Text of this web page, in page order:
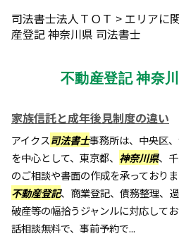
司法書士法人ＴＯＴ > エリアに
産登記 神奈川県 司法書士
不動産登記 神奈
家族信託と成年後見制度の違い
アイクス司法書士事務所は、中央区
を中心として、東京都、 神奈川県、
のご相談や書面の作成を承っており
不動産登記、商業登記、債務整理、
破産等の幅拾うジャンルに対応して
話相談無料で、事前予約で...